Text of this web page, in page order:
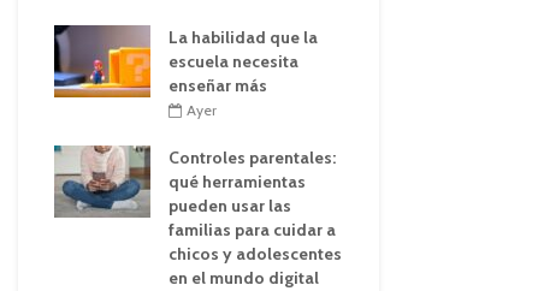
La habilidad que la
escuela necesita
enseñar más
Ayer
Controles parentales:
qué herramientas
pueden usar las
familias para cuidar a
chicos y adolescentes
en el mundo digital